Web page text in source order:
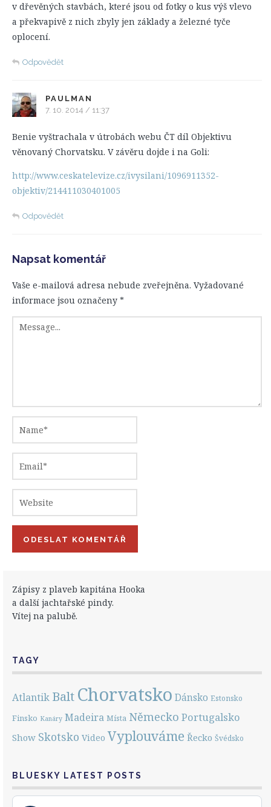
v dřevěných stavbách, které jsou od fotky o kus výš vlevo
a překvapivě z nich zbyly jen základy a železné tyče
oplocení.
Odpovědět
PAULMAN
7. 10. 2014 / 11:37
Benie vyštrachala v útrobách webu ČT díl Objektivu
věnovaný Chorvatsku. V závěru dojde i na Goli:
http://www.ceskatelevize.cz/ivysilani/1096911352-
objektiv/214411030401005
Odpovědět
Napsat komentář
Vaše e-mailová adresa nebude zveřejněna. Vyžadované
informace jsou označeny *
Zápisy z plaveb kapitána Hooka
a další jachtařské pindy.
Vítej na palubě.
TAGY
Atlantik Balt Chorvatsko Dánsko Estonsko
Finsko Kanáry Madeira Místa Německo Portugalsko
Show Skotsko Video Vyplouváme Řecko Švédsko
BLUESKY LATEST POSTS